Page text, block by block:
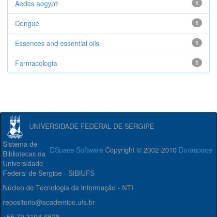
1
Aedes aegypti
1
Dengue
1
Essences and essential oils
1
Farmacologia
UNIVERSIDADE FEDERAL DE SERGIPE
DSpace Software Copyright © 2002-2010 Duraspace
Sistema de
Bibliotecas da
Universidade
Federal de Sergipe - SIBIUFS
Núcleo de Tecnologia da Informação - NTI
repositorio@academico.ufs.br